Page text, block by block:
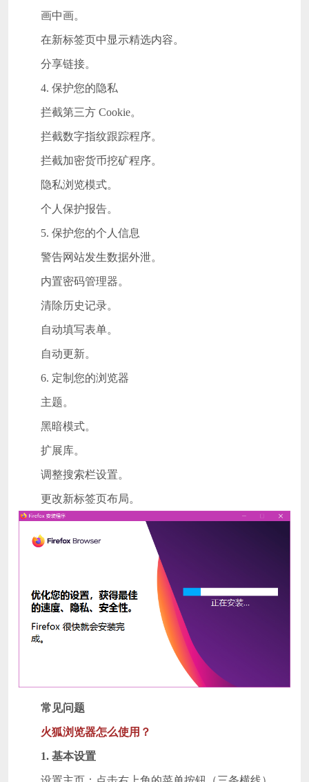
画中画。
在新标签页中显示精选内容。
分享链接。
4. 保护您的隐私
拦截第三方 Cookie。
拦截数字指纹跟踪程序。
拦截加密货币挖矿程序。
隐私浏览模式。
个人保护报告。
5. 保护您的个人信息
警告网站发生数据外泄。
内置密码管理器。
清除历史记录。
自动填写表单。
自动更新。
6. 定制您的浏览器
主题。
黑暗模式。
扩展库。
调整搜索栏设置。
更改新标签页布局。
常见问题
火狐浏览器怎么使用？
1. 基本设置